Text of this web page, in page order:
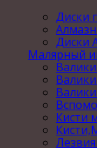
Диски
Диски
Малярный
Кисти